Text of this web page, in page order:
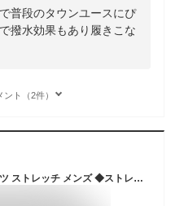
普段のタウンユースにぴ
撥水効果もあり履きこな
ト（2件）
撥水 パンツ メンズ 撥水加工 撥水パンツ ストレッチ メンズ ◆ストレッチ撥水セミワイドイージーパンツ◆ワイドパンツ イージーパンツ ウエスト紐 ストレッチパンツ 伸縮性 ゆったり パンツ ボトムス 春服 春 メンズファッション 雨の日 雨 黒 ブラック ベージュ